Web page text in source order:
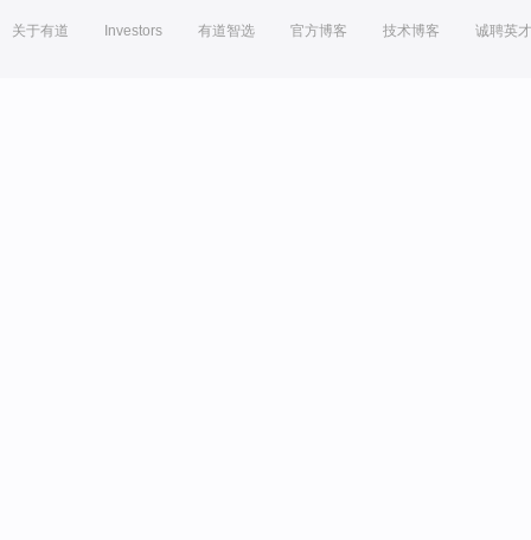
关于有道 Investors 有道智选 官方博客 技术博客 诚聘英才